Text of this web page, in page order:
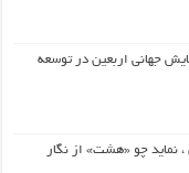
جهانی اربعین در توسعه
چو «هشت» از نگار